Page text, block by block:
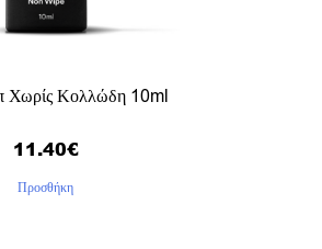
Χωρίς Κολλώδη 10ml
11.40€
Προσθήκη